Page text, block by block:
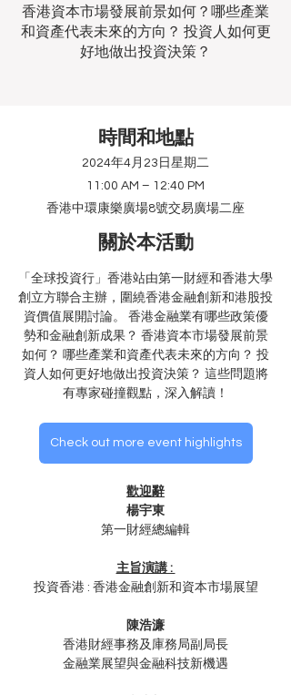
香港資本市場發展前景如何？哪些產業
和資產代表未來的方向？ 投資人如何更
好地做出投資決策？
時間和地點
2024年4月23日星期二
11:00 AM – 12:40 PM
香港中環康樂廣場8號交易廣場二座
關於本活動
「全球投資行」香港站由第一財經和香港大學
創立方聯合主辦，圍繞香港金融創新和港股投
資價值展開討論。 香港金融業有哪些政策優
勢和金融創新成果？ 香港資本市場發展前景
如何？ 哪些產業和資產代表未來的方向？ 投
資人如何更好地做出投資決策？ 這些問題將
有專家碰撞觀點，深入解讀！
Check out more event highlights
歡迎辭
楊宇東
第一財經總編輯
主旨演講 :
投資香港 : 香港金融創新和資本市場展望
陳浩濂
香港財經事務及庫務局副局長
金融業展望與金融科技新機遇